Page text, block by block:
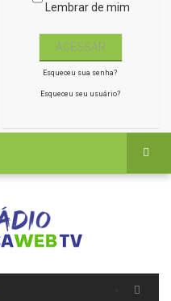
Lembrar de mim
Esqueceu sua senha?
Esqueceu seu usuário?